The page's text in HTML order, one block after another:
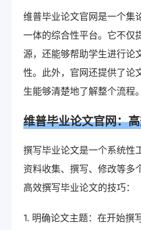
维普毕业论文官网是一个集
一体的综合性平台。它不仅
源，还能够帮助学生进行论
性。此外，官网还提供了论
生能够清楚地了解整个流程。
维普毕业论文官网：
撰写毕业论文是一个系统性
资料收集、撰写、修改等多
高效撰写毕业论文的技巧：
1. 明确论文主题：在开始撰